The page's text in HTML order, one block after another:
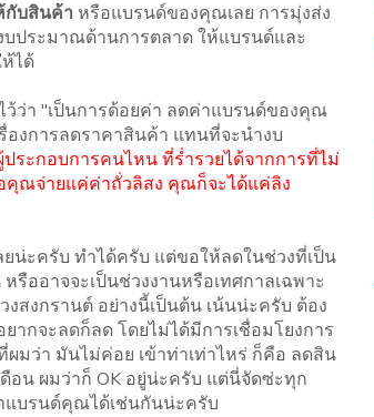
กับสินค้า หรือแบรนด์ของคุณเลย การมุ่งส่ง
ประมาณด้านการตลาด ให้แบรนด์และ
ได้
ว่า "เป็นการด้อยค่า ลดค่าแบรนด์ของคุณ
องการลดราคาสินค้า แทนที่จะนำงบ
ระกอบการคนไหน ที่ร่ำรวยได้จากการที่ไม่
คุณจ่ายแค่ค่าถั่วลิสง คุณก็จะได้แค่ลิง
น่ะครับ ทำได้ครับ แต่ขอให้ลดในช่วงที่เป็น
ออาจจะเป็นช่วงงานหรือเทศกาลเฉพาะ
งกรานต์ อย่างนี้เป็นต้น เน้นน่ะครับ ต้อง
กจะลดก็ลด โดยไม่ได้มีการเชื่อมโยงการ
ว่า มันไม่ค่อย เข้าท่าเท่าไหร่ ก็คือ ลดสิน
อน ผมว่าก็ OK อยู่น่ะครับ แต่นี่จัดซ่ะทุก
แบรนด์คุณได้เช่นกันน่ะครับ